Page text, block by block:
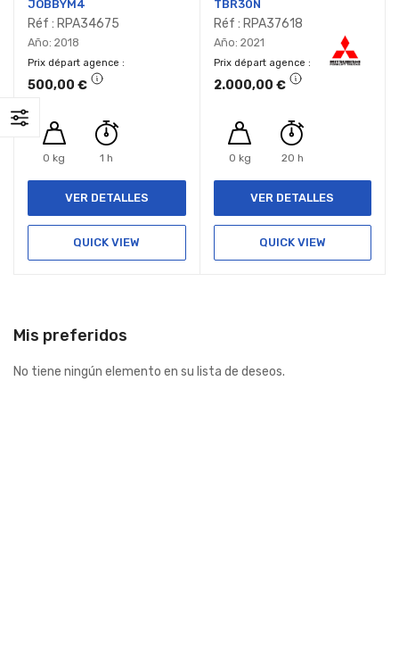
JOBBYM4
Réf : RPA34675
Año: 2018
Prix départ agence
500,00 €
0 kg 1 h
VER DETALLES
QUICK VIEW
TBR30N
Réf : RPA37618
Año: 2021
Prix départ agence
2.000,00 €
0 kg 20 h
VER DETALLES
QUICK VIEW
Mis preferidos
No tiene ningún elemento en su lista de deseos.